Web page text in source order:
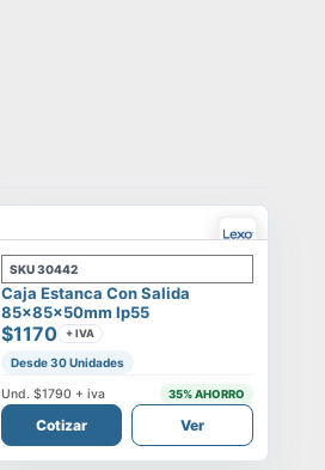
SKU30442
Caja Estanca Con Salida
85x85x50mm Ip55
$1170 + IVA
Desde 30 Unidades
Und. $1790 + iva 35% AHORRO
Cotizar Ver